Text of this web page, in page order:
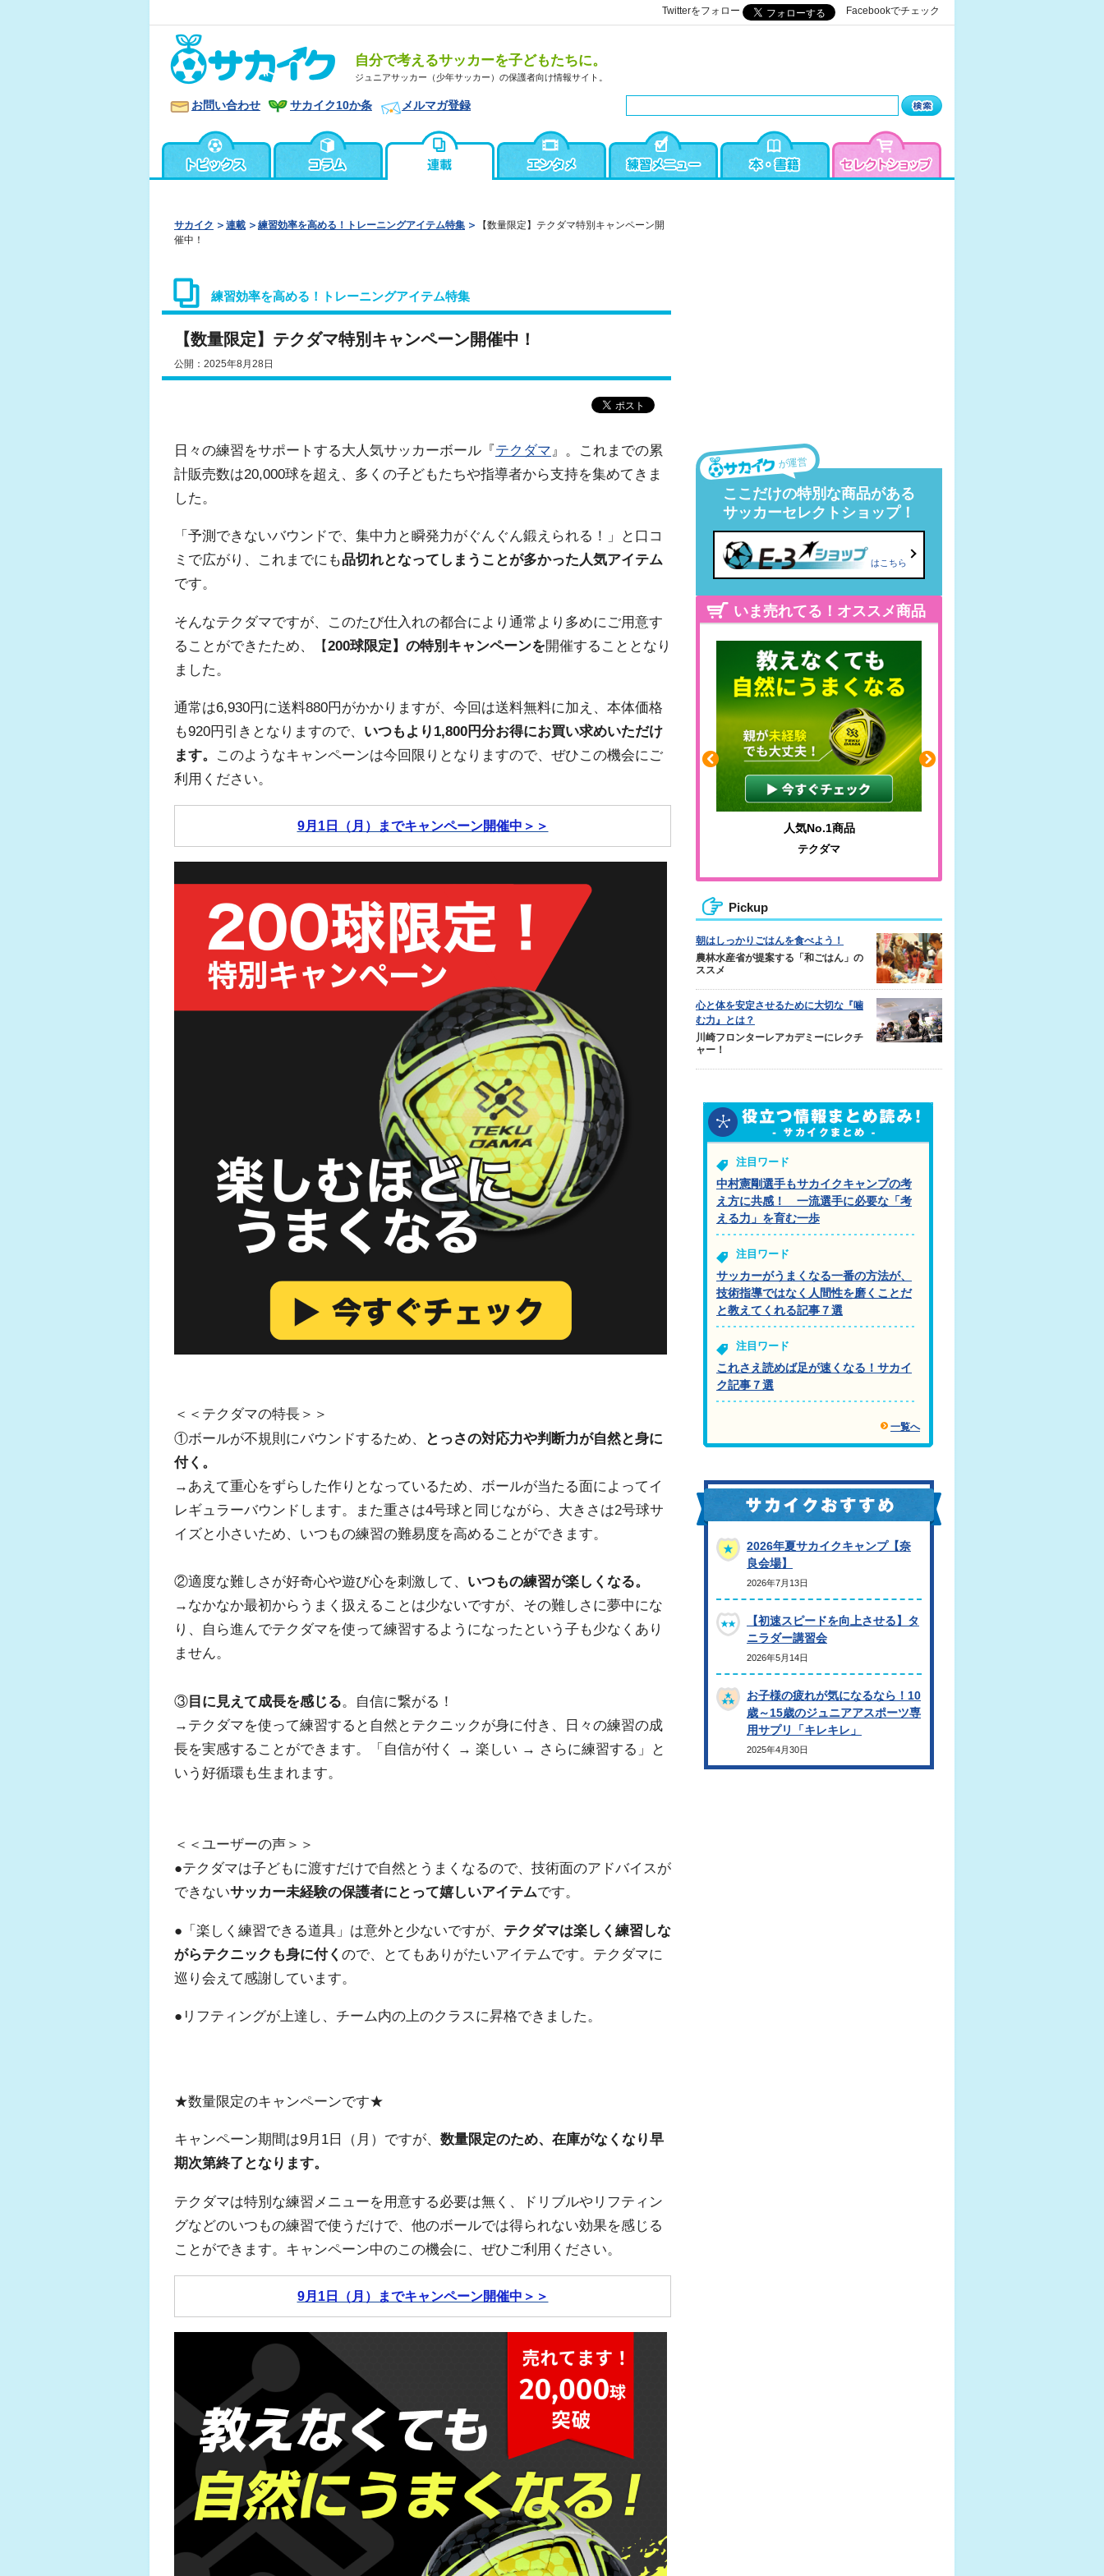
Twitterをフォロー Facebookでチェック
自分で考えるサッカーを子どもたちに。
ジュニアサッカー（少年サッカー）の保護者向け情報サイト。
お問い合わせ サカイク10か条 メルマガ登録
サカイク 連載 練習効率を高める！トレーニングアイテム特集
【数量限定】テクダマ特別キャンペーン開
催中！
練習効率を高める！トレーニングアイテム特集
【数量限定】テクダマ特別キャンペーン開催中！
公開：2025年8月28日
日々の練習をサポートする大人気サッカーボール『テクダマ』。これまでの累
計販売数は20,000球を超え、多くの子どもたちや指導者から支持を集めてきま
した。
「予測できないバウンドで、集中力と瞬発力がぐんぐん鍛えられる！」と口コ
ミで広がり、これまでにも品切れとなってしまうことが多かった人気アイテム
です。
そんなテクダマですが、このたび仕入れの都合により通常より多めにご用意す
ることができたため、【200球限定】の特別キャンペーンを開催することとなり
ました。
通常は6,930円に送料880円がかかりますが、今回は送料無料に加え、本体価格
も920円引きとなりますので、 いつもより1,800円分お得にお買い求めいただけ
ます。 このようなキャンペーンは今回限りとなりますので、ぜひこの機会にご
利用ください。
9月1日（月）までキャンペーン開催中＞＞
＜＜テクダマの特長＞＞
①ボールが不規則にバウンドするため、
とっさの対応力や判断力が自然と身に
付く。
→あえて重心をずらした作りとなっているため、ボールが当たる面によってイ
レギュラーバウンドします。
また重さは4号球と同じながら、大きさは2号球サ
イズと小さいため、いつもの練習の難易度を高めることができます。
②適度な難しさが好奇心や遊び心を刺激して、 いつもの練習が楽しくなる。
→なかなか最初からうまく扱えることは少ないですが、その難しさに夢中にな
り、自ら進んでテクダマを使って練習するようになったという子も少なくあり
ません。
③目に見えて成長を感じる。自信に繋がる！
→テクダマを使って練習すると自然とテクニックが身に付き、日々の練習の成
長を実感することができます。
「自信が付く → 楽しい → さらに練習する」と
いう好循環も生まれます。
＜＜ユーザーの声＞＞
●テクダマは子どもに渡すだけで自然とうまくなるので、技術面のアドバイスが
できないサッカー未経験の保護者にとって嬉しいアイテムです。
●「楽しく練習できる道具」は意外と少ないですが、 テクダマは楽しく練習しな
がらテクニックも身に付く ので、とてもありがたいアイテムです。テクダマに
巡り会えて感謝しています。
●リフティングが上達し、チーム内の上のクラスに昇格できました。
★数量限定のキャンペーンです★
キャンペーン期間は9月1日（月）ですが、 数量限定のため、在庫がなくなり早
期次第終了となります。
テクダマは特別な練習メニューを用意する必要は無く、ドリブルやリフティン
グなどのいつもの練習で使うだけで、他のボールでは得られない効果を感じる
ことができます。 キャンペーン中のこの機会に、ぜひご利用ください。
9月1日（月）までキャンペーン開催中＞＞
が運営
ここだけの特別な商品がある
サッカーセレクトショップ！
はこちら
いま売れてる！オススメ商品
ふくらはぎの張りや疲れに
ジュニアレッグリカバリー
人気No.1商品
テクダマ
Pickup
朝はしっかりごはんを食べよう！
農林水産省が提案する「和ごはん」の
ススメ
心と体を安定させるために大切な『噛
む力』とは？
川崎フロンターレアカデミーにレクチ
ャー！
注目ワード
中村憲剛選手もサカイクキャンプの考
え方に共感！ 一流選手に必要な「考
える力」を育む一歩
注目ワード
サッカーがうまくなる一番の方法が、
技術指導ではなく人間性を磨くことだ
と教えてくれる記事７選
注目ワード
これさえ読めば足が速くなる！サカイ
ク記事７選
一覧へ
2026年夏サカイクキャンプ【奈
良会場】
2026年7月13日
【初速スピードを向上させる】タ
ニラダー講習会
2026年5月14日
お子様の疲れが気になるなら！10
歳～15歳のジュニアアスポーツ専
用サプリ「キレキレ」
2025年4月30日